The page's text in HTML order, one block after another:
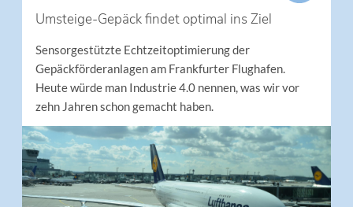
Umsteige-Gepäck findet optimal ins Ziel
Sensorgestützte Echtzeitoptimierung der
Gepäckförderanlagen am Frankfurter Flughafen.
Heute würde man Industrie 4.0 nennen, was wir vor
zehn Jahren schon gemacht haben.